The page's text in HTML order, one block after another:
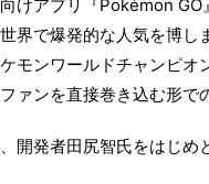
けアプリ『Pokémon
界で爆発的な人気を博し
モンワールドチャンピ
ァンを直接巻き込む形で
開発者田尻智氏をはじ